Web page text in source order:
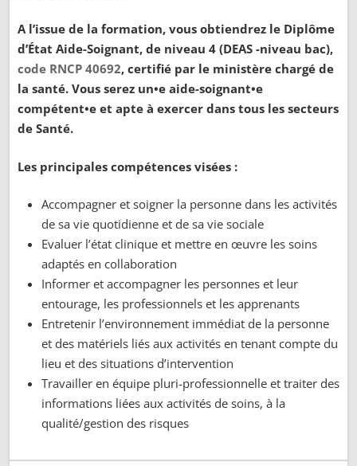
A l’issue de la formation, vous obtiendrez le Diplôme
d’État Aide-Soignant, de niveau 4 (DEAS -niveau bac),
code RNCP 40692, certifié par le ministère chargé de
la santé. Vous serez un•e aide-soignant•e
compétent•e et apte à exercer dans tous les secteurs
de Santé.
Les principales compétences visées :
Accompagner et soigner la personne dans les activités
de sa vie quotidienne et de sa vie sociale
Evaluer l’état clinique et mettre en œuvre les soins
adaptés en collaboration
Informer et accompagner les personnes et leur
entourage, les professionnels et les apprenants
Entretenir l’environnement immédiat de la personne
et des matériels liés aux activités en tenant compte du
lieu et des situations d’intervention
Travailler en équipe pluri-professionnelle et traiter des
informations liées aux activités de soins, à la
qualité/gestion des risques